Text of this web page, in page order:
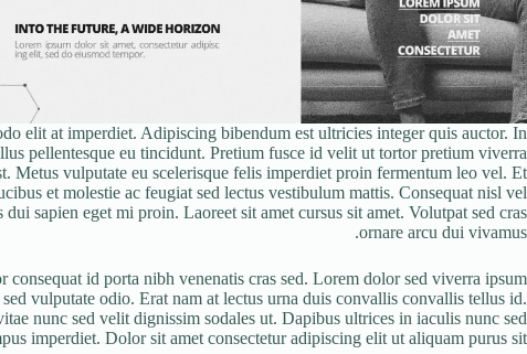
elit at imperdiet. Adipiscing bibendum est ultricies integer quis auctor. In
pellentesque eu tincidunt. Pretium fusce id velit ut tortor pretium viverra
Metus vulputate eu scelerisque felis imperdiet proin fermentum leo vel. Et
et molestie ac feugiat sed lectus vestibulum mattis. Consequat nisl vel
sapien eget mi proin. Laoreet sit amet cursus sit amet. Volutpat sed cras
ornare arcu dui vivamus.
consequat id porta nibh venenatis cras sed. Lorem dolor sed viverra ipsum
vulputate odio. Erat nam at lectus urna duis convallis convallis tellus id.
nunc sed velit dignissim sodales ut. Dapibus ultrices in iaculis nunc sed
imperdiet. Dolor sit amet consectetur adipiscing elit ut aliquam purus sit.